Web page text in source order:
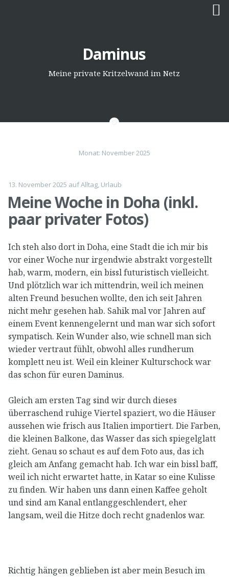
Inhalt
Daminus
Meine private Kritzelwand im Netz
Monat: November 2025
13. November 2025 aufAlltag, Urlaub
Meine Woche in Doha (inkl.
paar privater Fotos)
Ich steh also dort in Doha, eine Stadt die ich mir bis
vor einer Woche nur irgendwie abstrakt vorgestellt
hab, warm, modern, ein bissl futuristisch vielleicht.
Und plötzlich war ich mittendrin, weil ich meinen
alten Freund besuchen wollte, den ich seit Jahren
nicht mehr gesehen hab. Sahik mal vor Jahren auf
einem Event kennengelernt und man war sich sofort
sympatisch. Kein Wunder also, wie schnell man sich
wieder vertraut fühlt, obwohl alles rundherum
komplett neu ist. Weil ein kleiner Kulturschock war
das schon für euren Daminus.
Gleich am ersten Tag sind wir durch dieses
überraschend ruhige Viertel spaziert, wo die Häuser
aussehen wie frisch aus Italien importiert. Die Farben,
die kleinen Balkone, das Wasser das sich spiegelglatt
zieht. Genau so schaut es auf dem Foto aus, das ich
gleich am Anfang gemacht hab. Ich war ein bissl baff,
weil ich nicht erwartet hatte, in Katar so eine Kulisse
zu finden. Wir haben uns dann einen Kaffee geholt
und sind am Kanal entlanggeschlendert, eher
langsam, weil die Hitze doch recht gnadenlos war.
Richtig hängen geblieben ist aber mein Besuch im